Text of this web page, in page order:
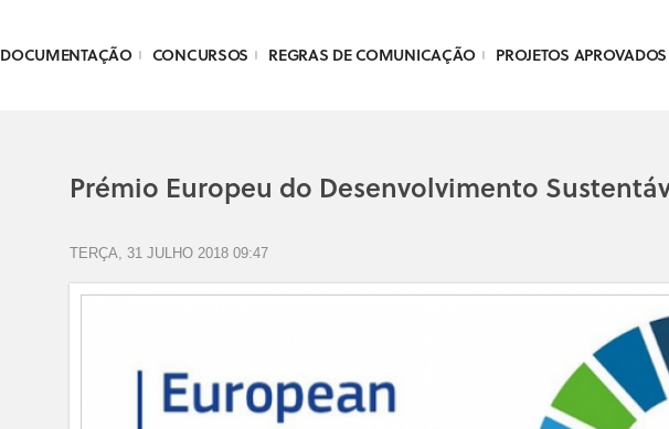
DOCUMENTAÇÃO CONCURSOS REGRAS DE COMUNICAÇÃO PROJETOS APROVADOS
Prémio Europeu do Desenvolvimento
TERÇA, 31 JULHO 2018 09:47